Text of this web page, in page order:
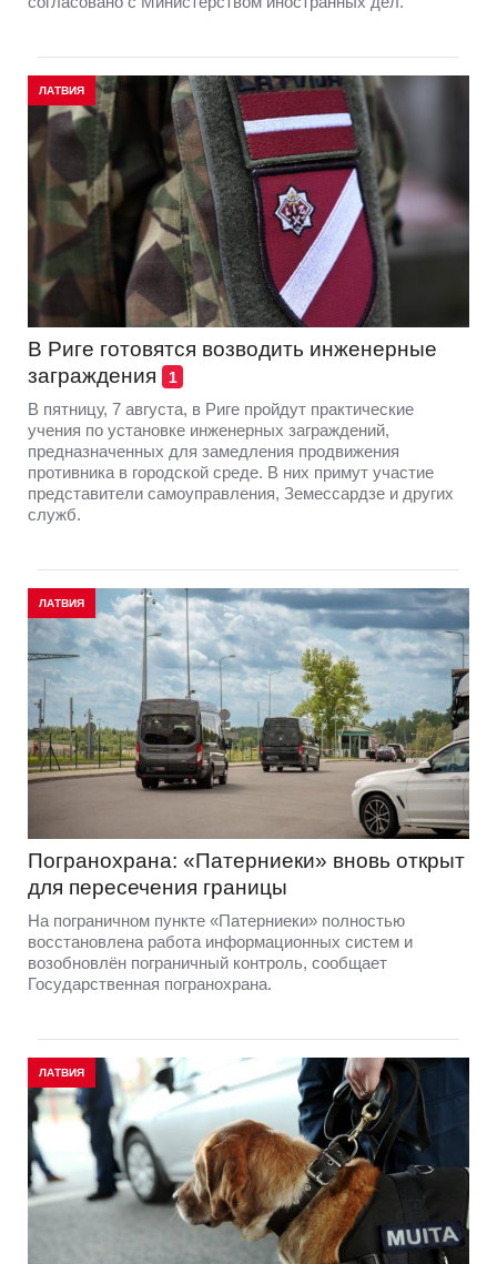
ЛАТВИЯ
В Риге готовятся возводить инженерные
заграждения
1
В пятницу, 7 августа, в Риге пройдут практические
учения по установке инженерных заграждений,
предназначенных для замедления продвижения
противника в городской среде. В них примут участие
представители самоуправления, Земессардзе и других
служб.
ЛАТВИЯ
Погранохрана: «Патерниеки» вновь открыт
для пересечения границы
На пограничном пункте «Патерниеки» полностью
восстановлена работа информационных систем и
возобновлён пограничный контроль, сообщает
Государственная погранохрана.
ЛАТВИЯ